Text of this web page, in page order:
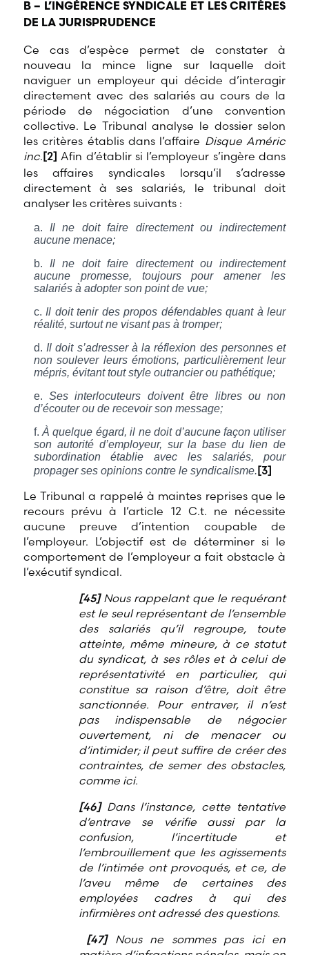
B – L’INGÉRENCE SYNDICALE ET LES CRITÈRES
DE LA JURISPRUDENCE
Ce cas d’espèce permet de constater à
nouveau la mince ligne sur laquelle doit
naviguer un employeur qui décide d’interagir
directement avec des salariés au cours de la
période de négociation d’une convention
collective. Le Tribunal analyse le dossier selon
les critères établis dans l’affaire Disque Améric
inc.[2] Afin d’établir si l’employeur s’ingère dans
les affaires syndicales lorsqu’il s’adresse
directement à ses salariés, le tribunal doit
analyser les critères suivants :
Il ne doit faire directement ou indirectement
aucune menace;
Il ne doit faire directement ou indirectement
aucune promesse, toujours pour amener les
salariés à adopter son point de vue;
Il doit tenir des propos défendables quant à leur
réalité, surtout ne visant pas à tromper;
Il doit s’adresser à la réflexion des personnes et
non soulever leurs émotions, particulièrement leur
mépris, évitant tout style outrancier ou pathétique;
Ses interlocuteurs doivent être libres ou non
d’écouter ou de recevoir son message;
À quelque égard, il ne doit d’aucune façon utiliser
son autorité d’employeur, sur la base du lien de
subordination établie avec les salariés, pour
propager ses opinions contre le syndicalisme.[3]
Le Tribunal a rappelé à maintes reprises que le
recours prévu à l’article 12 C.t. ne nécessite
aucune preuve d’intention coupable de
l’employeur. L’objectif est de déterminer si le
comportement de l’employeur a fait obstacle à
l’exécutif syndical.
[45]Nous rappelant que le requérant
est le seul représentant de l’ensemble
des salariés qu’il regroupe, toute
atteinte, même mineure, à ce statut
du syndicat, à ses rôles et à celui de
représentativité en particulier, qui
constitue sa raison d’être, doit être
sanctionnée. Pour entraver, il n’est
pas indispensable de négocier
ouvertement, ni de menacer ou
d’intimider; il peut suffire de créer des
contraintes, de semer des obstacles,
comme ici.
[46]Dans l’instance, cette tentative
d’entrave se vérifie aussi par la
confusion, l’incertitude et
l’embrouillement que les agissements
de l’intimée ont provoqués, et ce, de
l’aveu même de certaines des
employées cadres à qui des
infirmières ont adressé des questions.
[47]Nous ne sommes pas ici en